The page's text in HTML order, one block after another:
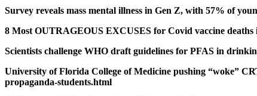
Survey reveals mass mental illness in Gen Z, with 57% of
8 Most OUTRAGEOUS EXCUSES for Covid vaccine deaths
Scientists challenge WHO draft guidelines for PFAS in
University of Florida College of Medicine pushing “woke”
propaganda-students.html